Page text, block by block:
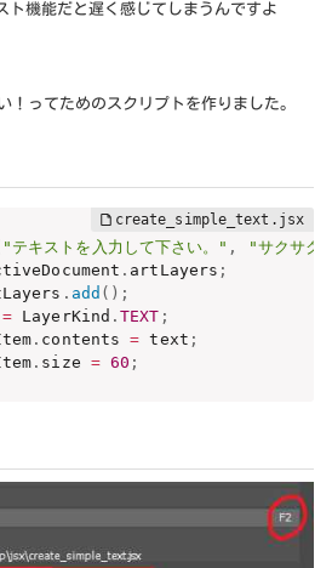
ト機能だと遅く感じてしまうんですよ
！ってためのスクリプトを作りました。
"テキストを入力して下さい。" ,
"サクサク
. artLayers ;
. add ( ) ;
= LayerKind .TEXT ;
. contents = text ;
. size = 60 ;